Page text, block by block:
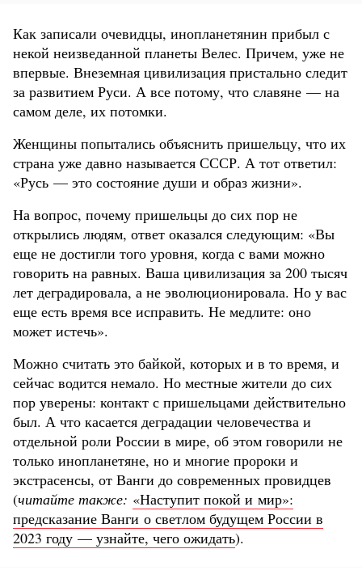
Как записали очевидцы, инопланетянин прибыл с
некой неизведанной планеты Велес. Причем, уже не
впервые. Внеземная цивилизация пристально следит
за развитием Руси. А все потому, что славяне — на
самом деле, их потомки.
Женщины попытались объяснить пришельцу, что их
страна уже давно называется СССР. А тот ответил:
«Русь — это состояние души и образ жизни».
На вопрос, почему пришельцы до сих пор не
открылись людям, ответ оказался следующим: «Вы
еще не достигли того уровня, когда с вами можно
говорить на равных. Ваша цивилизация за 200 тысяч
лет деградировала, а не эволюционировала. Но у вас
еще есть время все исправить. Не медлите: оно
может истечь».
Можно считать это байкой, которых и в то время, и
сейчас водится немало. Но местные жители до сих
пор уверены: контакт с пришельцами действительно
был. А что касается деградации человечества и
отдельной роли России в мире, об этом говорили не
только инопланетяне, но и многие пророки и
экстрасенсы, от Ванги до современных провидцев
(читайте также: «Наступит покой и мир»:
предсказание Ванги о светлом будущем России в
2023 году — узнайте, чего ожидать).